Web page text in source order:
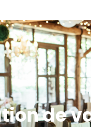
de